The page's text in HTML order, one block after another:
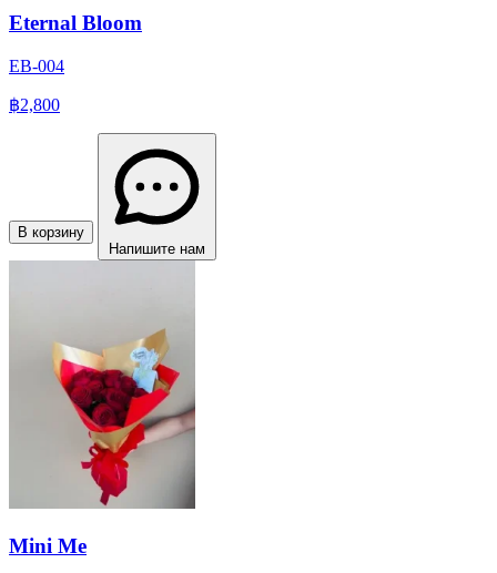
Eternal Bloom
EB-004
฿2,800
В корзину
Напишите нам
Mini Me